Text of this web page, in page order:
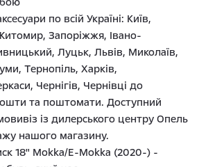
по всій Україні: Київ,
Запоріжжя, Івано-
Луцьк, Львів, Миколаїв,
Тернопіль, Харків,
Чернігів, Чернівці до
та поштомати. Доступний
із дилерського центру Опель
нашого магазину.
18" Mokka/E-Mokka (2020-) -